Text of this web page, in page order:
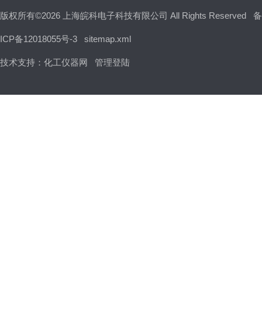
版权所有©2026 上海皖科电子科技有限公司 All Rights Reserved
ICP备12018055号-3 sitemap.xml
技术支持： 化工仪器网 管理登陆